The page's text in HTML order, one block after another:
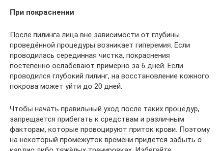
При покраснении
После пилинга лица вне зависимости от глубины
проведённой процедуры возникает гиперемия. Если
проводилась серединная чистка, покраснения
постепенно ослабевают примерно за 6 дней. Если
проводился глубокий пилинг, на восстановление кожного
покрова может уйти до 20 дней.
Чтобы начать правильный уход после таких процедур,
запрещается прибегать к средствам и различным
факторам, которые провоцируют приток крови. Поэтому
на некоторый промежуток времени придётся забыть о